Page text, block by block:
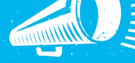
verlag
veranstaltungen
shop